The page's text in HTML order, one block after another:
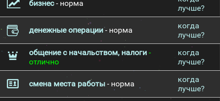
бизнес- норма
лучше?
денежные операции- норма
когда
лучше?
общение с начальством, налоги -
отлично
когда
лучше?
смена места работы - норма
когда
лучше?